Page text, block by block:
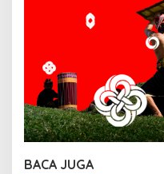
BACA JUGA